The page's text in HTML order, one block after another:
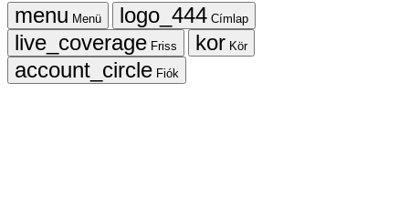
Menü
Címlap
Friss
Kör
Fiók